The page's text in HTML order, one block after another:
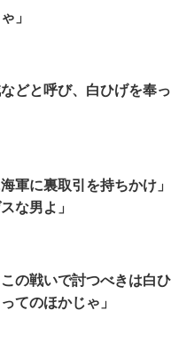
」
どと呼び、白ひげを奉
軍に裏取引を持ちかけ」
な男よ」
の戦いで討つべきは白ひ
てのほかじゃ」